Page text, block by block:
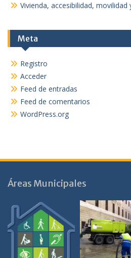
Vivienda, accesibilidad, movilidad
Meta
Registro
Acceder
Feed de entradas
Feed de comentarios
WordPress.org
Áreas Municipales